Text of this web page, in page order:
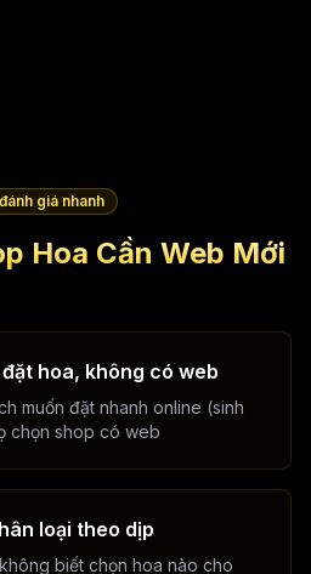
giá nhanh
Hoa Cần Web Mới
hoa, không có web
muốn đặt nhanh online (sinh
chọn shop có web
loại theo dịp
biết chọn hoa nào cho